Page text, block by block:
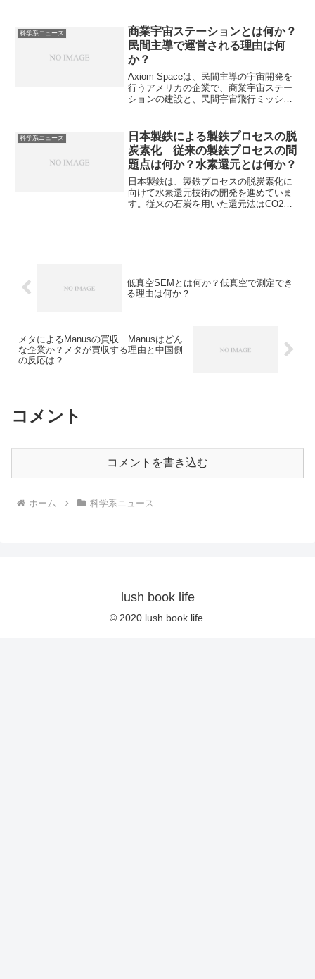
通信接続技術の特徴と買収する理由を知
ることができます。
科学系ニュース
商業宇宙ステーションとは何か？
民間主導で運営される理由は何
か？
Axiom Spaceは、民間主導の宇宙開発を
行うアメリカの企業で、商業宇宙ステー
ションの建設と、民間宇宙飛行ミッショ
用する宇宙施設であり、ISSの後継として
宇宙空間の商業利用を拡大することを目
指しています。民間企業が主導する理由
や検討されている技術の詳細を知ること
ができます。
科学系ニュース
日本製鉄による製鉄プロセスの脱
炭素化 従来の製鉄プロセスの問
題点は何か？水素還元とは何か？
日本製鉄は、製鉄プロセスの脱炭素化に
向けて水素還元技術の開発を進めていま
す。従来の石炭を用いた還元法はCO2の
低真空SEMとは何か？低真空で測定でき
る理由は何か？
メタによるManusの買収 Manusはどん
な企業か？メタが買収する理由と中国側
の反応は？
コメント
コメントを書き込む
ホーム 科学系ニュース
lush book life
© 2020 lush book life.